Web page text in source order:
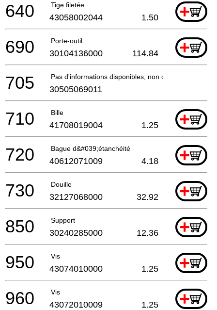
Tige filetée +
640 43058002044 1.50
Porte-outil +
690 30104136000 114.84
Pas d'informations disponibles, non commandable
705 30505069011
Bille +
710 41708019004 1.25
Bague d&#039;étanchéité +
720 40612071009 4.18
Douille +
730 32127068000 32.92
Support +
850 30240285000 12.36
Vis +
950 43074010000 1.25
Vis +
960 43072010009 1.25